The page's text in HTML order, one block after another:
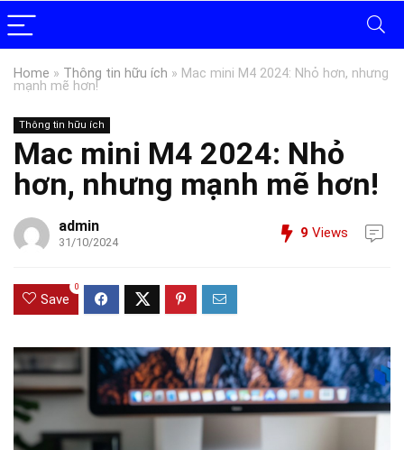
Home » Thông tin hữu ích » Mac mini M4 2024: Nhỏ hơn, nhưng
mạnh mẽ hơn!
Thông tin hữu ích
Mac mini M4 2024: Nhỏ
hơn, nhưng mạnh mẽ hơn!
admin
31/10/2024
9 Views
Save
0